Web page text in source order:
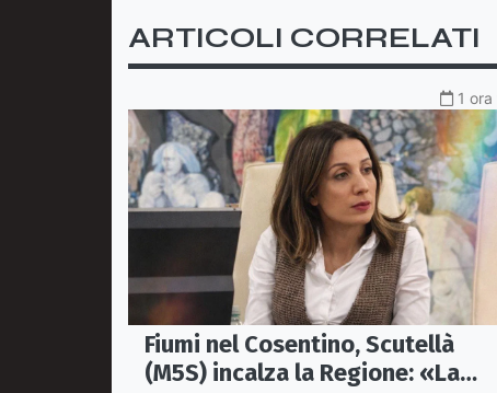
ARTICOLI CORRELATI
1 ora
Fiumi nel Cosentino, Scutellà
(M5S) incalza la Regione: «La